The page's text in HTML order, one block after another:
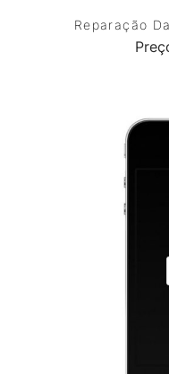
Reparação